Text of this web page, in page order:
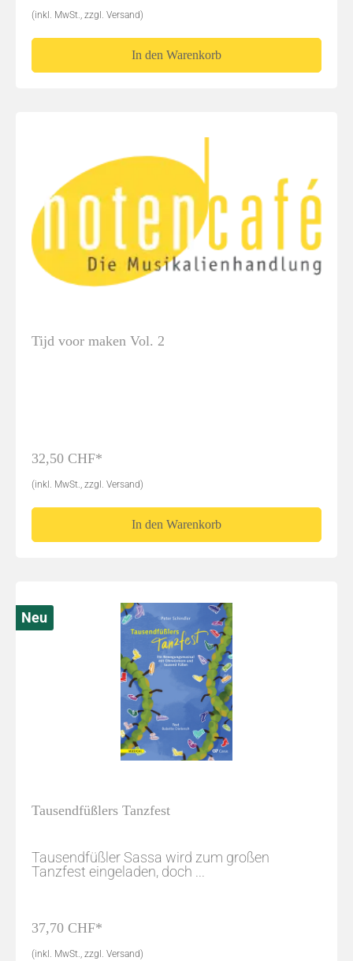
(inkl. MwSt., zzgl. Versand)
In den Warenkorb
Tijd voor maken Vol. 2
32,50 CHF*
(inkl. MwSt., zzgl. Versand)
In den Warenkorb
Neu
Tausendfüßlers Tanzfest
Tausendfüßler Sassa wird zum großen
Tanzfest eingeladen, doch ...
37,70 CHF*
(inkl. MwSt., zzgl. Versand)